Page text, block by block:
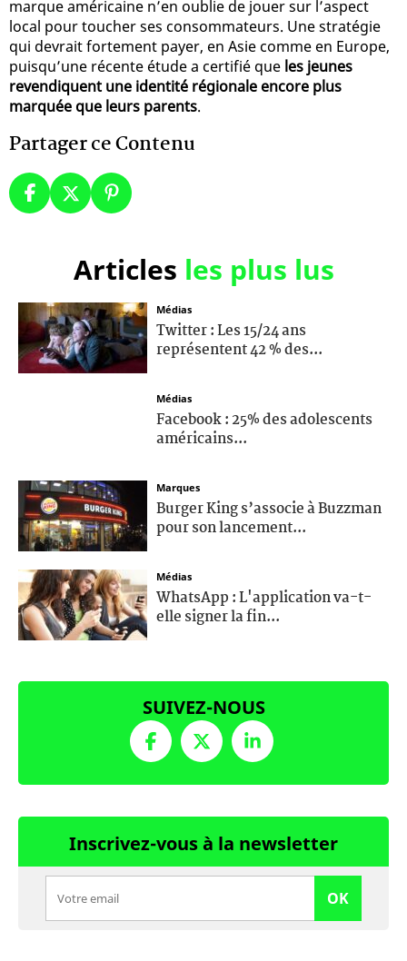
marque américaine n’en oublie de jouer sur l’aspect
local pour toucher ses consommateurs. Une stratégie
qui devrait fortement payer, en Asie comme en Europe,
puisqu’une récente étude a certifié que les jeunes
revendiquent une identité régionale encore plus
marquée que leurs parents.
Partager ce Contenu
Articles les plus lus
Médias
Twitter : Les 15/24 ans
représentent 42 % des...
Médias
Facebook : 25% des adolescents
américains...
Marques
Burger King s’associe à Buzzman
pour son lancement...
Médias
WhatsApp : L'application va-t-
elle signer la fin...
SUIVEZ-NOUS
Inscrivez-vous à la newsletter
OK